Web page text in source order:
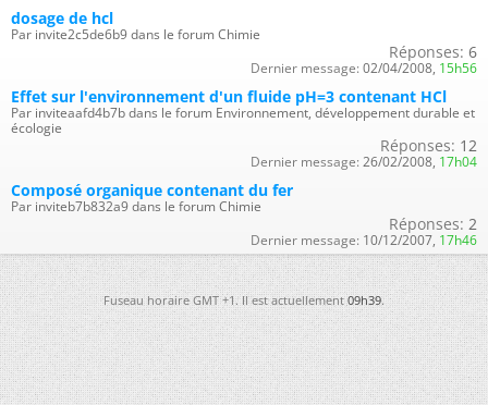
dosage de hcl
Par invite2c5de6b9 dans le forum Chimie
Réponses: 6
Dernier message: 02/04/2008, 15h56
Effet sur l'environnement d'un fluide pH=3 contenant HCl
Par inviteaafd4b7b dans le forum Environnement, développement durable et
écologie
Réponses: 12
Dernier message: 26/02/2008, 17h04
Composé organique contenant du fer
Par inviteb7b832a9 dans le forum Chimie
Réponses: 2
Dernier message: 10/12/2007, 17h46
Fuseau horaire GMT +1. Il est actuellement09h39.